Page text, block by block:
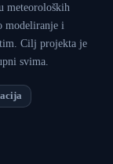
meteoroloških
modeliranje i
tim. Cilj projekta je
svima.